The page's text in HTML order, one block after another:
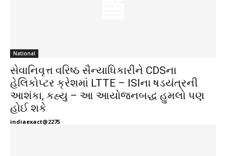
National
સેવાનિવૃત્ત વરિષ્ઠ સૈન્યાધિકારીને CDSના
હેલિકોપ્ટર ક્રેશમાં LTTE – ISIના ષડયંત્રની
આશંકા, કહ્યુ – આ આયોજનબદ્ધ હુમલો પણ
હોઈ શકે
indiaexact@2275